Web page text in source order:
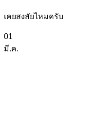
เคยสงสัยไหมครับ
01
มี.ค.